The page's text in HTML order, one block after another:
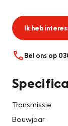
Ik heb
Bel ons op
Transmissie
Bouwjaar